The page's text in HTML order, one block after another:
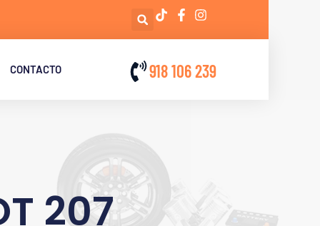
CONTACTO 918 106 239
207